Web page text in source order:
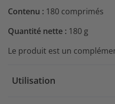
Contenu : 180 comprimés
Quantité nette : 180 g
Le produit est un
Utilisation